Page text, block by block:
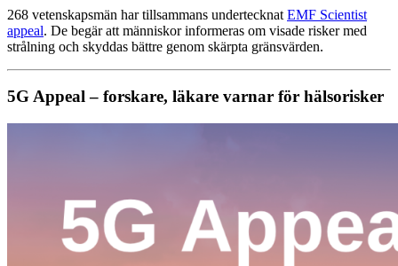
268 vetenskapsmän har tillsammans undertecknat EMF Scientist
appeal. De begär att människor informeras om visade risker med
strålning och skyddas bättre genom skärpta gränsvärden.
5G Appeal – forskare, läkare varnar för hälsorisker